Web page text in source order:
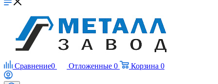
Сравнение0 Отложенные 0 Корзина 0